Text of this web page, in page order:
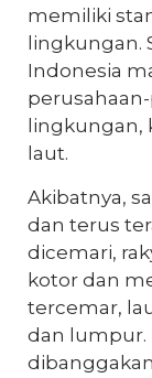
memiliki
lingkungan.
Indonesia
lingkungan,
laut.
Akibatnya,
dan terus
dicemari,
kotor dan
tercemar,
dan lumpur.